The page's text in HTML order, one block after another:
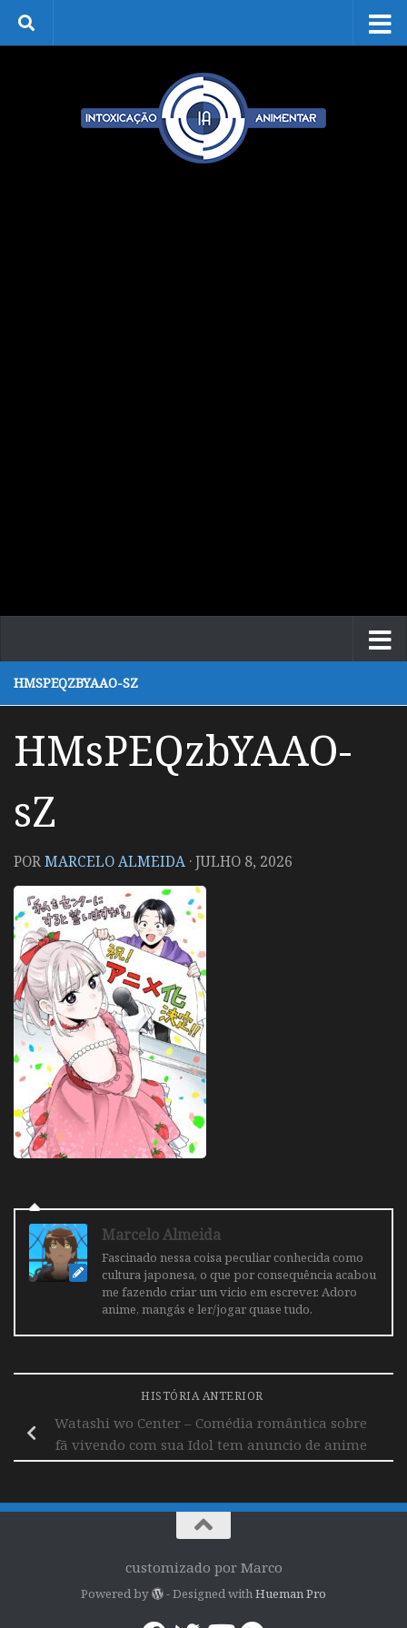
Skip to content
HMSPEQZBYAAO-SZ
HMsPEQzbYAAO-
sZ
PORMARCELO ALMEIDA ·JULHO 8, 2026
Marcelo Almeida
Fascinado nessa coisa peculiar conhecida como
cultura japonesa, o que por consequência acabou
me fazendo criar um vicio em escrever. Adoro
anime, mangás e ler/jogar quase tudo.
HISTÓRIA ANTERIOR
Watashi wo Center – Comédia romântica sobre
fã vivendo com sua Idol tem anuncio de anime
customizado por Marco
Powered by - Designed with Hueman Pro